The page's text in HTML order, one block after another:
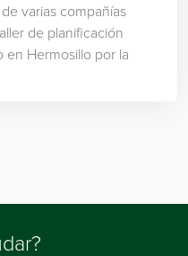
varias compañías
de planificación
en Hermosillo por la